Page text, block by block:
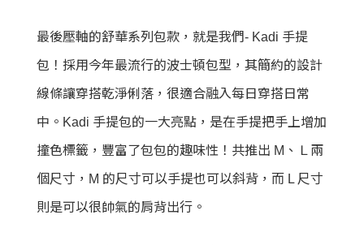
最後壓軸的舒華系列包款，就是我們- Kadi 手提
包！採用今年最流行的波士頓包型，其簡約的設計
線條讓穿搭乾淨俐落，很適合融入每日穿搭日常
中。Kadi 手提包的一大亮點，是在手提把手上增加
撞色標籤，豐富了包包的趣味性！共推出 M、Ｌ兩
個尺寸，M 的尺寸可以手提也可以斜背，而 L 尺寸
則是可以很帥氣的肩背出行。